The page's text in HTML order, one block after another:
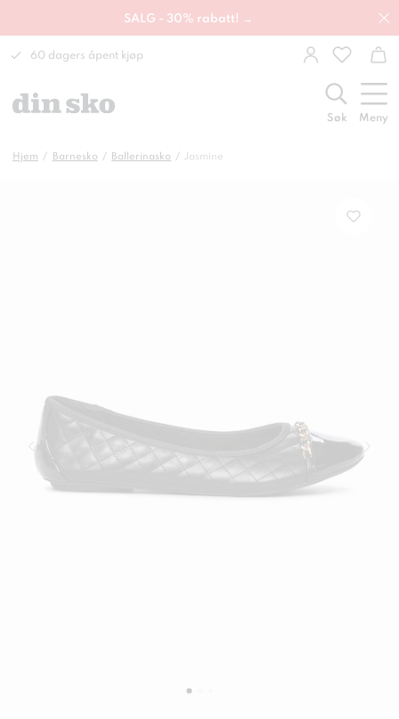
SALG - 30% rabatt! →
60 dagers åpent kjøp
Søk Meny
Hjem Barnesko Ballerinasko Jasmine